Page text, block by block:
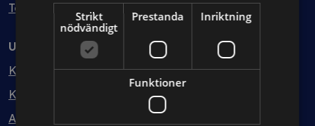
Testa kostnadsfritt
Utbildning
Kurser
Kurspaket
Abonnemang
Strikt
nödvändigt
Prestanda Inriktning
Funktioner